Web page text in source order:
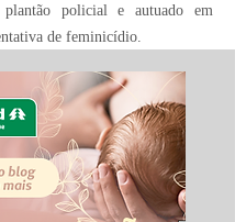
policial e autuado em
de feminicídio.